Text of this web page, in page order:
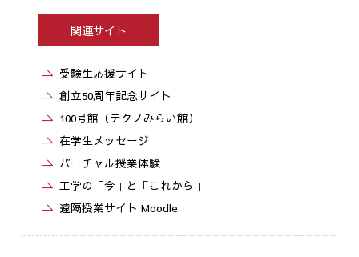
関連サイト
受験生応援サイト
創立50周年記念サイト
100号館（テクノみらい館）
在学生メッセージ
バーチャル授業体験
工学の「今」と「これから」
遠隔授業サイト Moodle